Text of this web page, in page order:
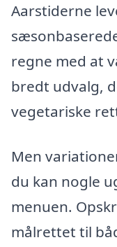
Aarstiderne
regne med at
bredt udvalg,
vegetariske
Men
du kan nogle
menuen.
målrettet til